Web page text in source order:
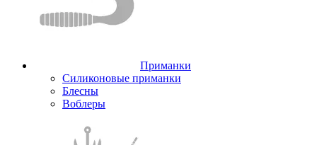
Приманки
Силиконовые приманки
Блесны
Воблеры